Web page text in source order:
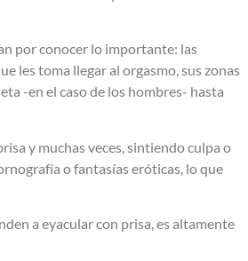
por conocer lo importante: las
les toma llegar al orgasmo, sus zonas
-en el caso de los hombres- hasta
y muchas veces, sintiendo culpa o
o fantasías eróticas, lo que
a eyacular con prisa, es altamente